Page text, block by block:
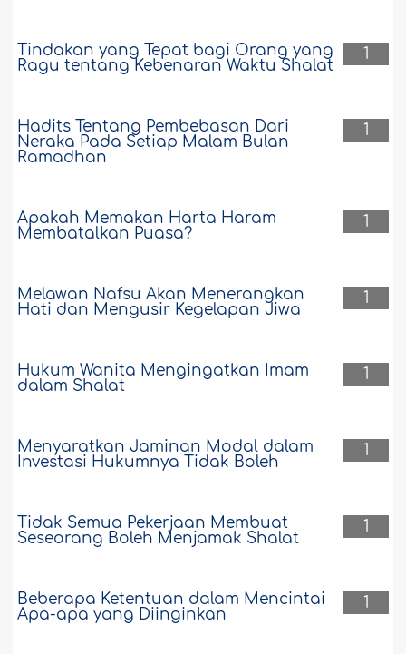
1
Tindakan yang Tepat bagi Orang yang
Ragu tentang Kebenaran Waktu Shalat
1
Hadits Tentang Pembebasan Dari
Neraka Pada Setiap Malam Bulan
Ramadhan
1
Apakah Memakan Harta Haram
Membatalkan Puasa?
1
Melawan Nafsu Akan Menerangkan
Hati dan Mengusir Kegelapan Jiwa
1
Hukum Wanita Mengingatkan Imam
dalam Shalat
1
Menyaratkan Jaminan Modal dalam
Investasi Hukumnya Tidak Boleh
1
Tidak Semua Pekerjaan Membuat
Seseorang Boleh Menjamak Shalat
1
Beberapa Ketentuan dalam Mencintai
Apa-apa yang Diinginkan